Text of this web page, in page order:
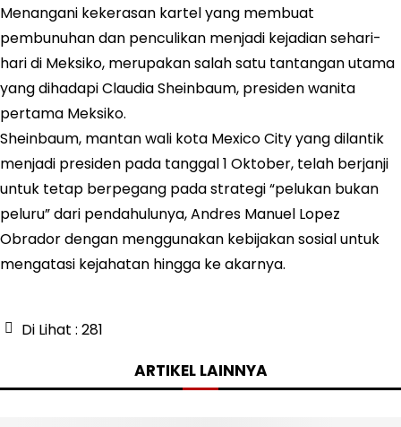
Menangani kekerasan kartel yang membuat
pembunuhan dan penculikan menjadi kejadian sehari-
hari di Meksiko, merupakan salah satu tantangan utama
yang dihadapi Claudia Sheinbaum, presiden wanita
pertama Meksiko.
Sheinbaum, mantan wali kota Mexico City yang dilantik
menjadi presiden pada tanggal 1 Oktober, telah berjanji
untuk tetap berpegang pada strategi “pelukan bukan
peluru” dari pendahulunya, Andres Manuel Lopez
Obrador dengan menggunakan kebijakan sosial untuk
mengatasi kejahatan hingga ke akarnya.
Di Lihat : 281
ARTIKEL LAINNYA